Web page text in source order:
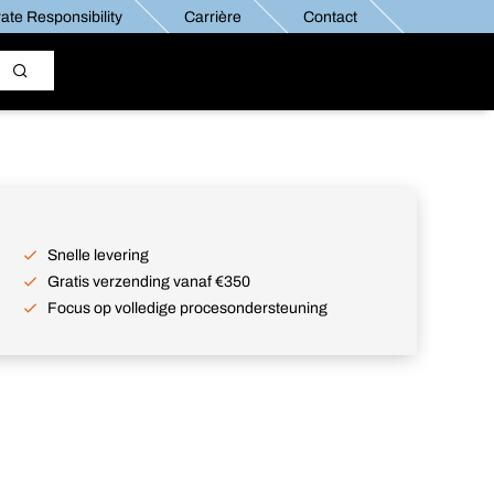
Responsibility Carrière Contact
Snelle levering
Gratis verzending vanaf €350
Focus op volledige procesondersteuning